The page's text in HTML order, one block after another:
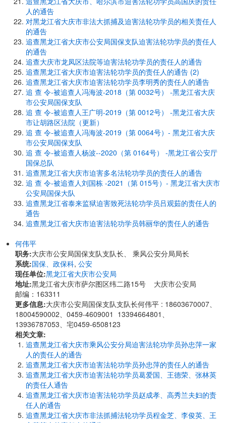
人的通告
对黑龙江省大庆市非法大抓捕及迫害法轮功学员的相关责任人
的通告
追查黑龙江省大庆市公安局国保支队迫害法轮功学员的责任人
的通告
追查大庆市龙凤区法院等迫害法轮功学员的责任人的通告
追查黑龙江省大庆市迫害法轮功学员的责任人的通告 (2)
追查黑龙江省大庆市迫害法轮功学员李明秀的责任人的通告
追 查 令-被追查人冯海波-2018（第 0032号） -黑龙江省大庆
市公安局国保支队
追 查 令-被追查人王广明-2019（第 0012号） -黑龙江省大庆
市让胡路区法院（更新）
追 查 令-被追查人冯海波-2019（第 0064号）- 黑龙江省大庆
市公安局国保支队
追 查 令-被追查人杨波--2020（第 0164号） -黑龙江省公安厅
国保总队
追查黑龙江省大庆市迫害多名法轮功学员的责任人的通告
追 查 令-被追查人刘国栋 -2021（第 015号）- 黑龙江省大庆市
公安局国保大队
追查黑龙江省泰来监狱迫害致死法轮功学员吕观茹的责任人的
通告
追查黑龙江省大庆市迫害法轮功学员韩丽华的责任人的通告
何伟平
职务:大庆市公安局国保支队支队长、 乘风公安分局局长
系统:国保、政保科, 公安
现任单位:黑龙江省大庆市公安局
地址:黑龙江省大庆市萨尔图区纬二路15号 大庆市公安局
邮编：163311
更多信息:大庆市公安局国保支队支队长何伟平 : 18603670007、
18004590002、0459-4609001 13394664801、
13936787053、宅0459-6508123
相关文章:
追查黑龙江省大庆市乘风公安分局迫害法轮功学员孙忠萍一家
人的责任人的通告
追查黑龙江省大庆市迫害法轮功学员孙忠萍的责任人的通告
追查黑龙江省大庆市迫害法轮功学员葛爱国、王德荣、张林英
的责任人通告
追查黑龙江省大庆市迫害法轮功学员赵成孝、高秀兰夫妇的责
任人的通告
追查黑龙江省大庆市非法抓捕法轮功学员程金芝、李俊英、王